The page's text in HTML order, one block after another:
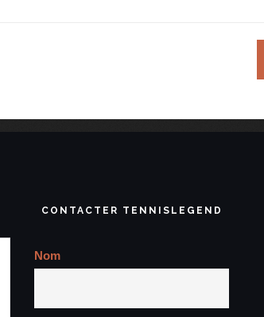
CONTACTER TENNISLEGEND
Nom